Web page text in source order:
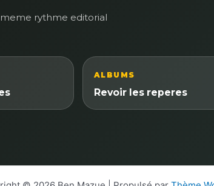
rythme editorial
ALBUMS
Revoir les reperes